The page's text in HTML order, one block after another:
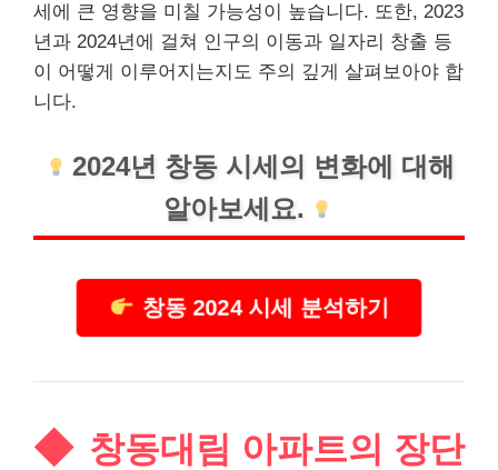
세에 큰 영향을 미칠 가능성이 높습니다. 또한, 2023
년과 2024년에 걸쳐 인구의 이동과 일자리 창출 등
이 어떻게 이루어지는지도 주의 깊게 살펴보아야 합
니다.
2024년 창동 시세의 변화에 대해
알아보세요.
창동 2024 시세 분석하기
창동대림 아파트의 장단